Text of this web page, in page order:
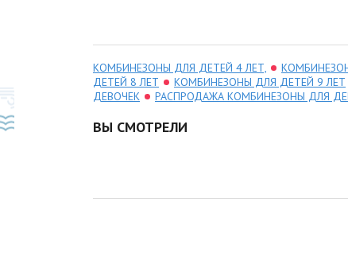
КОМБИНЕЗОНЫ ДЛЯ ДЕТЕЙ 4 ЛЕТ,
ДЕТЕЙ 8 ЛЕТ
КОМБИНЕЗОНЫ ДЛЯ ДЕТЕЙ 9 ЛЕТ
ДЕВОЧЕК
РАСПРОДАЖА КОМБИНЕЗОНЫ ДЛЯ
ВЫ СМОТРЕЛИ